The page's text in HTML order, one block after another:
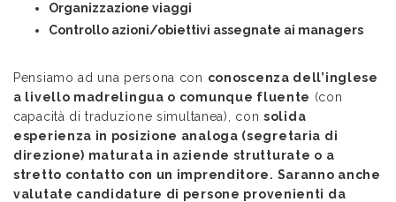
Organizzazione viaggi
Controllo azioni/obiettivi assegnate ai managers
Pensiamo ad una persona con conoscenza dell’inglese
a livello madrelingua o comunque fluente (con
capacità di traduzione simultanea), con solida
esperienza in posizione analoga (segretaria di
direzione) maturata in aziende strutturate o a
stretto contatto con un imprenditore. Saranno anche
valutate candidature di persone provenienti da